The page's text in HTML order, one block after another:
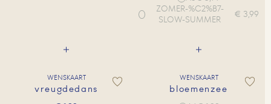
ZOMER-%C2%B7-
SLOW-SUMMER
€ 3,99
WENSKAART
vreugdedans
WENSKAART
bloemenzee